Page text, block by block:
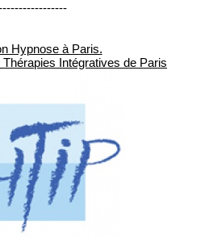
Hypnose à Paris.
Intégratives de Paris